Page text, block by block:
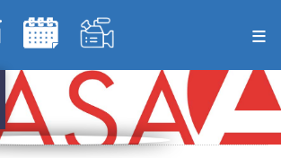
al
principal